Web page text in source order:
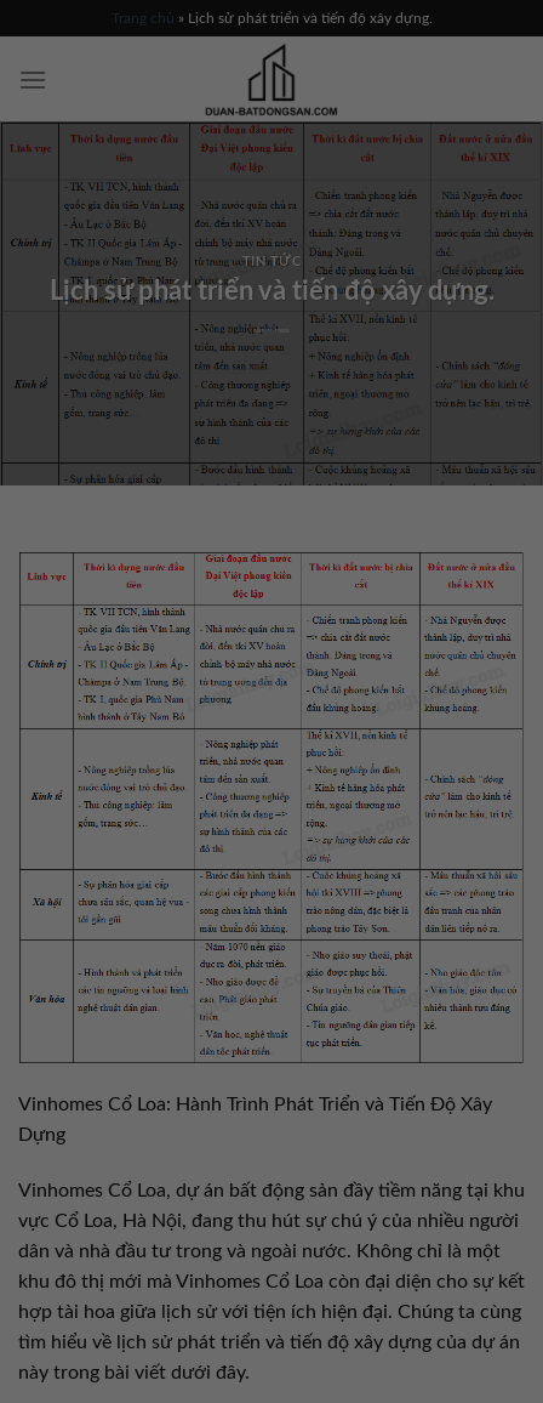
content
Trang chủ » Lịch sử phát triển và tiến độ xây dựng.
TIN TỨC
Lịch sử phát triển và tiến độ xây dựng.
Vinhomes Cổ Loa: Hành Trình Phát Triển và Tiến Độ Xây
Dựng
Vinhomes Cổ Loa, dự án bất động sản đầy tiềm năng tại khu
vực Cổ Loa, Hà Nội, đang thu hút sự chú ý của nhiều người
dân và nhà đầu tư trong và ngoài nước. Không chỉ là một
khu đô thị mới mà Vinhomes Cổ Loa còn đại diện cho sự kết
hợp tài hoa giữa lịch sử với tiện ích hiện đại. Chúng ta cùng
tìm hiểu về lịch sử phát triển và tiến độ xây dựng của dự án
này trong bài viết dưới đây.